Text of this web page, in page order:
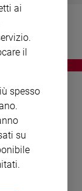
ai
il
spesso
su